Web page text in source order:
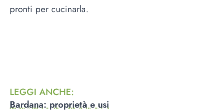
pronti per cucinarla.
LEGGI ANCHE:
Bardana: proprietà e usi